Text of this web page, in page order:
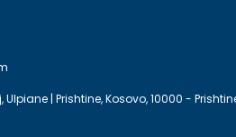
Ulpiane | Prishtine, Kosovo, 10000 -